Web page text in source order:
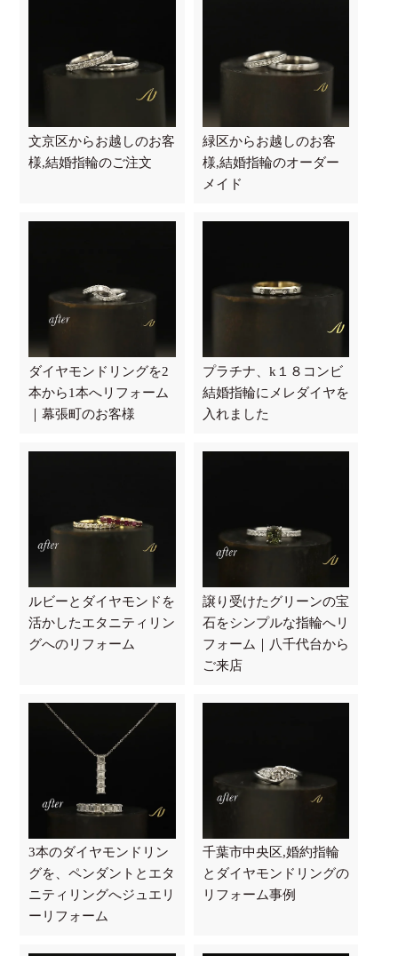
文京区からお越しのお客
様,結婚指輪のご注文
緑区からお越しのお客
様,結婚指輪のオーダー
メイド
ダイヤモンドリングを2
本から1本へリフォーム
｜幕張町のお客様
プラチナ、k１８コンビ
結婚指輪にメレダイヤを
入れました
ルビーとダイヤモンドを
活かしたエタニティリン
グへのリフォーム
譲り受けたグリーンの宝
石をシンプルな指輪へリ
フォーム｜八千代台から
ご来店
3本のダイヤモンドリン
グを、ペンダントとエタ
ニティリングへジュエリ
ーリフォーム
千葉市中央区,婚約指輪
とダイヤモンドリングの
リフォーム事例